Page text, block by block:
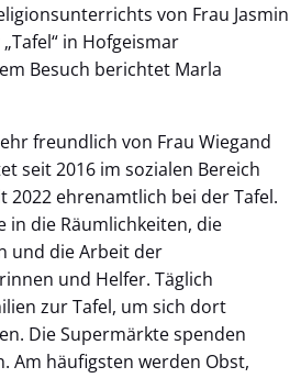
von Frau Jasmin
in Hofgeismar
Besuch berichtet Marla
freundlich von Frau Wiegand
seit 2016 im sozialen Bereich
2022 ehrenamtlich bei der Tafel.
in die Räumlichkeiten, die
und die Arbeit der
und Helfer. Täglich
zur Tafel, um sich dort
Die Supermärkte spenden
Am häufigsten werden Obst,